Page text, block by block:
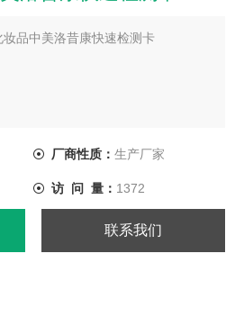
品中美洛昔康快速检测卡
洛昔康残留，整个检测过程（包括样
厂商性质： 生产厂家
访 问 量： 1372
联系我们